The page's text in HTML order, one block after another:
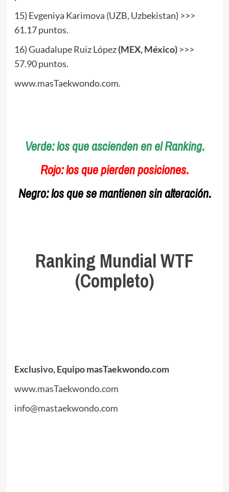
15) Evgeniya Karimova (UZB, Uzbekistan) >>>
61.17 puntos.
16) Guadalupe Ruiz López(MEX, México)>>>
57.90 puntos.
www.masTaekwondo.com.
Verde:los que ascienden en el Ranking.
Rojo:los que pierden posiciones.
Negro:los que se mantienen sin alteración.
Ranking Mundial WTF
(Completo)
Exclusivo, Equipo masTaekwondo.com
www.masTaekwondo.com
info@mastaekwondo.com